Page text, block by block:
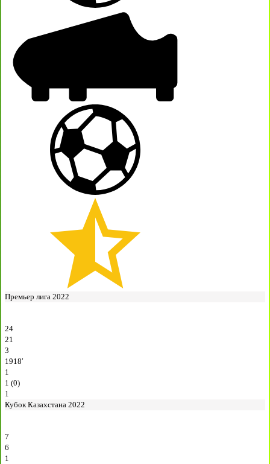
Премьер лига 2022
24
21
3
1918′
1
1 (0)
1
Кубок Казахстана 2022
7
6
1